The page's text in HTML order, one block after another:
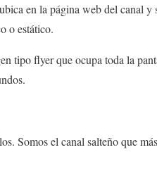
en la página web del canal
o estático.
tipo flyer que ocupa toda la
Somos el canal salteño que